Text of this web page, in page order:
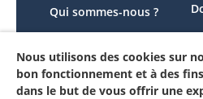
Qui sommes-nous ?
Le projet
Contactez-nous
Mon compte
Nous utilisons des cookies sur
bon fonctionnement et à des
dans le but de vous offrir une